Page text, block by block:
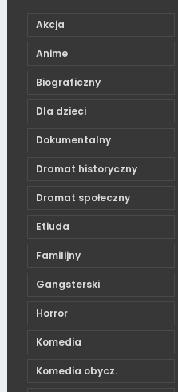
Akcja
Anime
Biograficzny
Dla dzieci
Dokumentalny
Dramat historyczny
Dramat społeczny
Etiuda
Familijny
Gangsterski
Horror
Komedia
Komedia obycz.